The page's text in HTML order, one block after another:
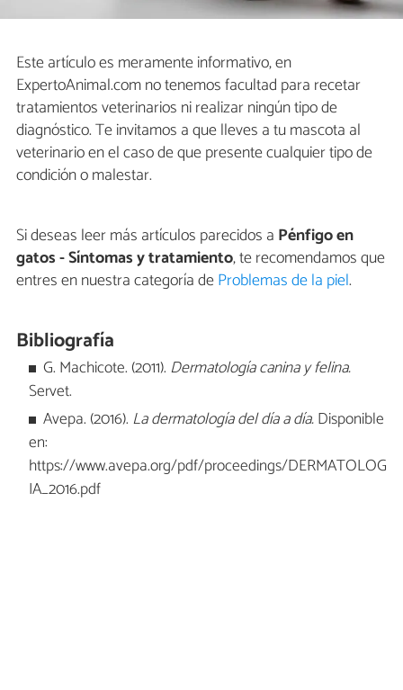
Este artículo es meramente informativo, en
ExpertoAnimal.com no tenemos facultad para recetar
tratamientos veterinarios ni realizar ningún tipo de
diagnóstico. Te invitamos a que lleves a tu mascota al
veterinario en el caso de que presente cualquier tipo de
condición o malestar.
Si deseas leer más artículos parecidos a Pénfigo en
gatos - Síntomas y tratamiento, te recomendamos que
entres en nuestra categoría deProblemas de la piel.
Bibliografía
G. Machicote. (2011). Dermatología canina y felina.
Servet.
Avepa. (2016). La dermatología del día a día.Disponible
en:
https://www.avepa.org/pdf/proceedings/DERMATOLOG
IA_2016.pdf